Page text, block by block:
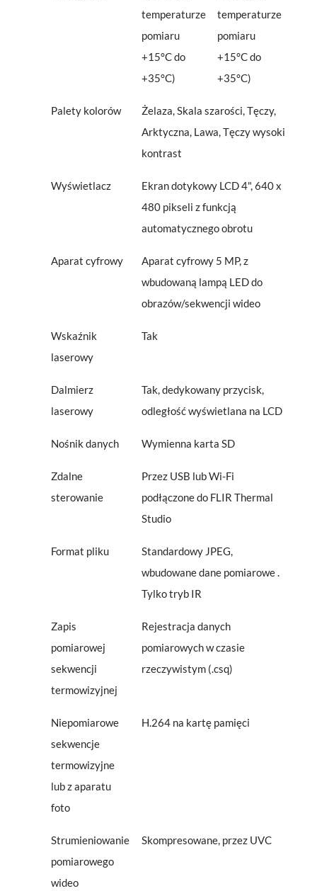
temperaturze
pomiaru
+15°C do
+35°C)
temperaturze
pomiaru
+15°C do
+35°C)
Palety kolorów
Żelaza, Skala szarości, Tęczy,
Arktyczna, Lawa, Tęczy wysoki
kontrast
Wyświetlacz
Ekran dotykowy LCD 4", 640 x
480 pikseli z funkcją
automatycznego obrotu
Aparat cyfrowy
Aparat cyfrowy 5 MP, z
wbudowaną lampą LED do
obrazów/sekwencji wideo
Wskaźnik
laserowy
Tak
Dalmierz
laserowy
Tak, dedykowany przycisk,
odległość wyświetlana na LCD
Nośnik danych Wymienna karta SD
Zdalne
sterowanie
Przez USB lub Wi-Fi
podłączone do FLIR Thermal
Studio
Format pliku
Standardowy JPEG,
wbudowane dane pomiarowe .
Tylko tryb IR
Zapis
pomiarowej
sekwencji
termowizyjnej
Rejestracja danych
pomiarowych w czasie
rzeczywistym (.csq)
Niepomiarowe
sekwencje
termowizyjne
lub z aparatu
foto
H.264 na kartę pamięci
Strumieniowanie
pomiarowego
wideo
Skompresowane, przez UVC